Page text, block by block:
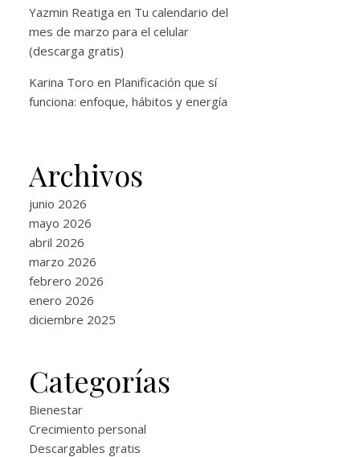
Yazmin Reatiga en Tu calendario del
mes de marzo para el celular
(descarga gratis)
Karina Toro en Planificación que sí
funciona: enfoque, hábitos y energía
Archivos
junio 2026
mayo 2026
abril 2026
marzo 2026
febrero 2026
enero 2026
diciembre 2025
Categorías
Bienestar
Crecimiento personal
Descargables gratis